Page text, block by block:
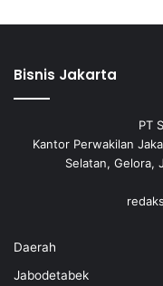
Bisnis Jakarta
PT
Kantor Perwakilan
Selatan, Gelora,
Daerah
Jabodetabek